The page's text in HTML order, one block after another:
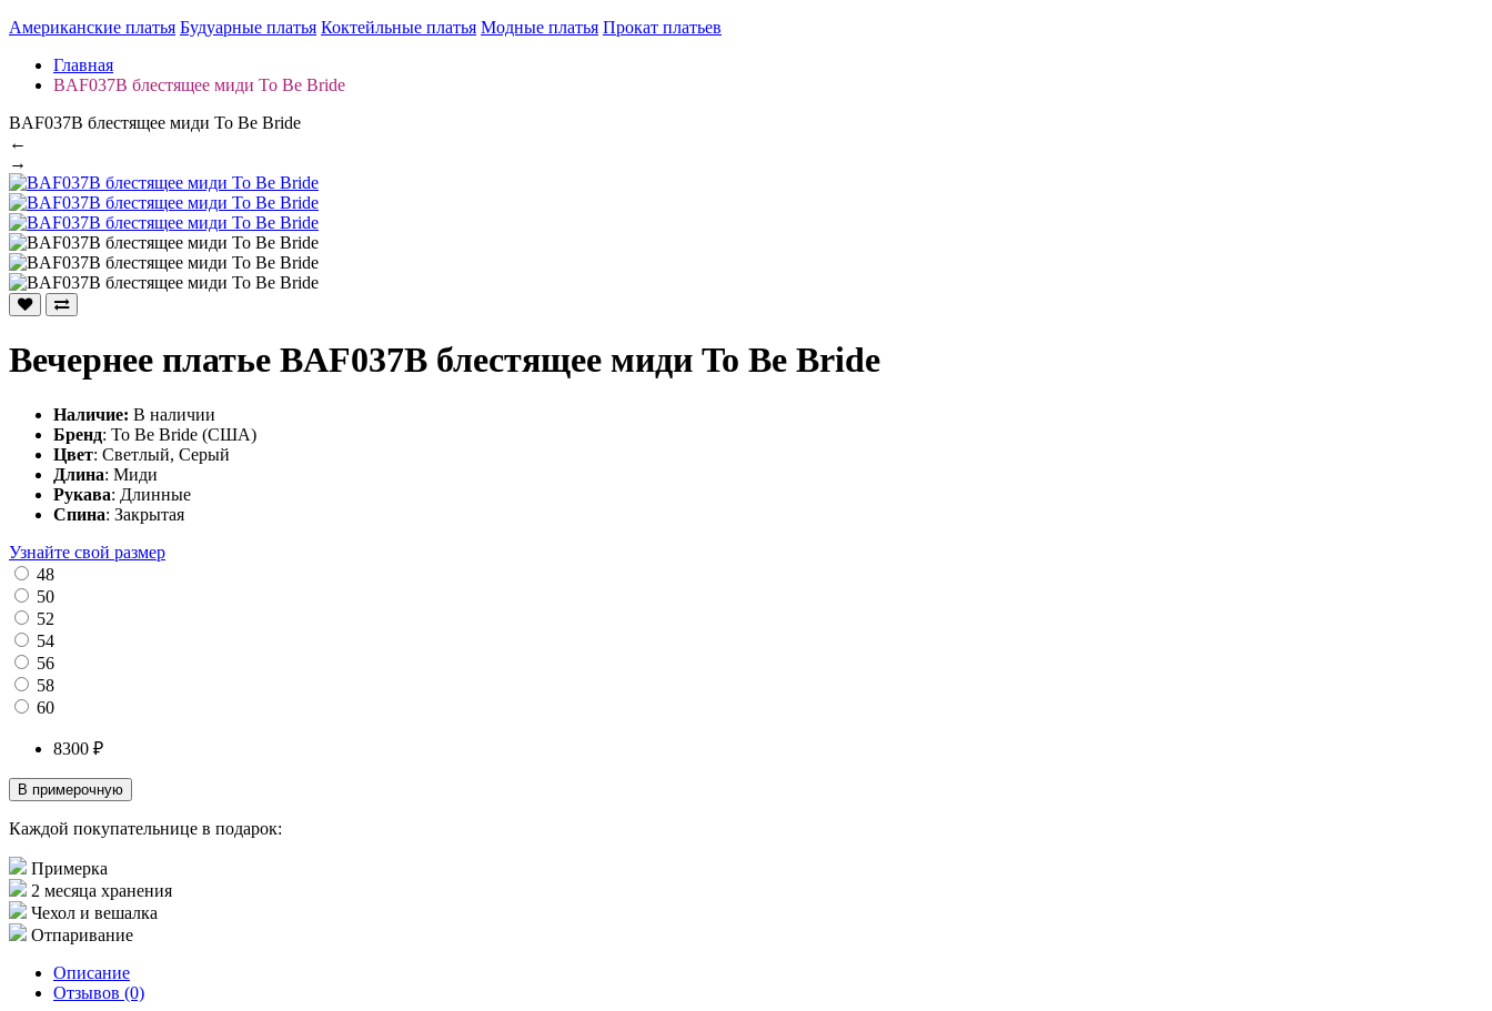
Американские платья Будуарные платья Коктейльные платья Модные платья Прокат платьев
Главная
BAF037B блестящее миди To Be Bride
BAF037B блестящее миди To Be Bride
←
→
Вечернее платье BAF037B блестящее миди To Be Bride
Наличие: В наличии
Бренд: To Be Bride (США)
Цвет: Светлый, Серый
Длина: Миди
Рукава: Длинные
Спина: Закрытая
Узнайте свой размер
48
50
52
54
56
58
60
8300 ₽
В примерочную
Каждой покупательнице в подарок:
Примерка
2 месяца хранения
Чехол и вешалка
Отпаривание
Описание
Отзывов (0)